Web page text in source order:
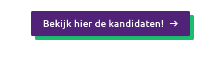
Bekijk hier de kandidaten!